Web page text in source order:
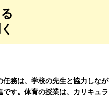
務は、学校の先生と協力しなが
す。体育の授業は、カリキュラ